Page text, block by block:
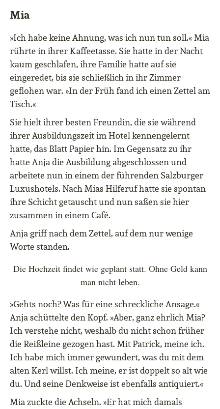
Mia
»Ich habe keine Ahnung, was ich nun tun soll.« Mia
rührte in ihrer Kaffeetasse. Sie hatte in der Nacht
kaum geschlafen, ihre Familie hatte auf sie
eingeredet, bis sie schließlich in ihr Zimmer
geflohen war. »In der Früh fand ich einen Zettel am
Tisch.«
Sie hielt ihrer besten Freundin, die sie während
ihrer Ausbildungszeit im Hotel kennengelernt
hatte, das Blatt Papier hin. Im Gegensatz zu ihr
hatte Anja die Ausbildung abgeschlossen und
arbeitete nun in einem der führenden Salzburger
Luxushotels. Nach Mias Hilferuf hatte sie spontan
ihre Schicht getauscht und nun saßen sie hier
zusammen in einem Café.
Anja griff nach dem Zettel, auf dem nur wenige
Worte standen.
Die Hochzeit findet wie geplant statt. Ohne Geld kann
man nicht leben.
»Gehts noch? Was für eine schreckliche Ansage.«
Anja schüttelte den Kopf. »Aber, ganz ehrlich Mia?
Ich verstehe nicht, weshalb du nicht schon früher
die Reißleine gezogen hast. Mit Patrick, meine ich.
Ich habe mich immer gewundert, was du mit dem
alten Kerl willst. Ich meine, er ist doppelt so alt wie
du. Und seine Denkweise ist ebenfalls antiquiert.«
Mia zuckte die Achseln. »Er hat mich damals